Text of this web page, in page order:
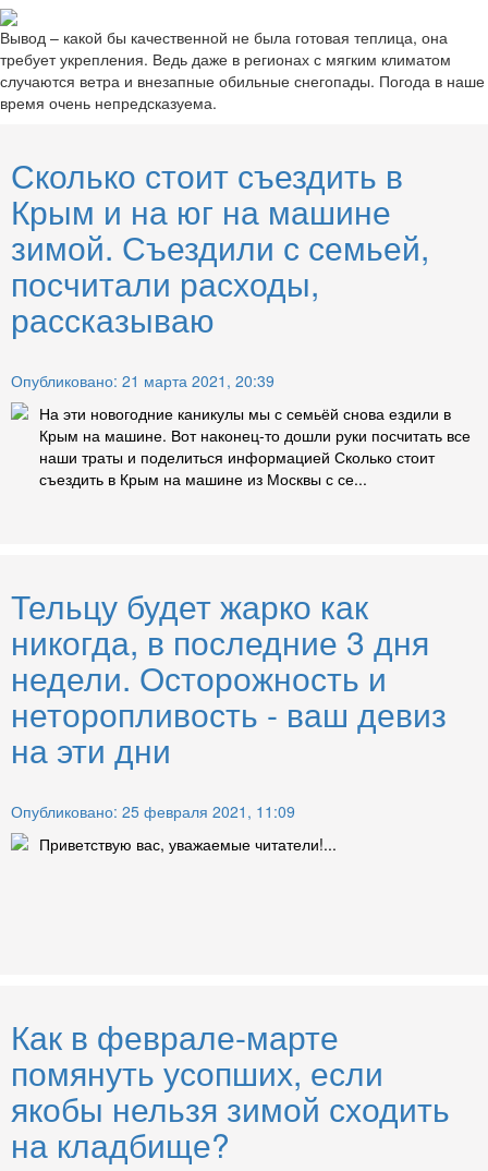
Вывод – какой бы качественной не была готовая теплица, она
требует укрепления. Ведь даже в регионах с мягким климатом
случаются ветра и внезапные обильные снегопады. Погода в наше
время очень непредсказуема.
Сколько стоит съездить в
Крым и на юг на машине
зимой. Съездили с семьей,
посчитали расходы,
рассказываю
Опубликовано: 21 марта 2021, 20:39
На эти новогодние каникулы мы с семьёй снова ездили в
Крым на машине. Вот наконец-то дошли руки посчитать все
наши траты и поделиться информацией Сколько стоит
съездить в Крым на машине из Москвы с се...
Тельцу будет жарко как
никогда, в последние 3 дня
недели. Осторожность и
неторопливость - ваш девиз
на эти дни
Опубликовано: 25 февраля 2021, 11:09
Приветствую вас, уважаемые читатели!...
Как в феврале-марте
помянуть усопших, если
якобы нельзя зимой сходить
на кладбище?